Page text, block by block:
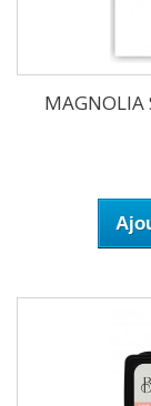
MAGNOLIA